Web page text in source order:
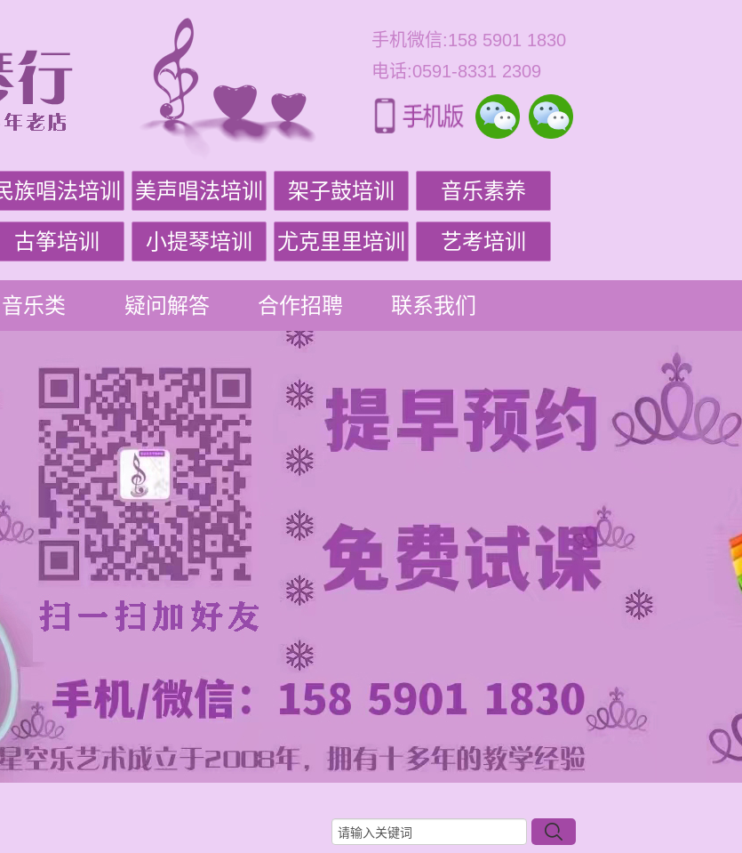
手机微信:158 5901 1830
电话:0591-8331 2309
族唱法培训 美声唱法培训 架子鼓培训 音乐素养
古筝培训 小提琴培训 尤克里里培训 艺考培训
音乐类 疑问解答 合作招聘 联系我们